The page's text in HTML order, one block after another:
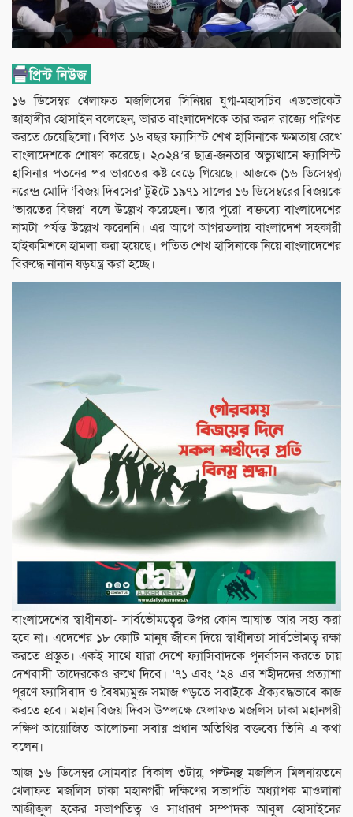
১৬ ডিসেম্বর খেলাফত মজলিসের সিনিয়র যুগ্ম-মহাসচিব এডভোকেট
জাহাঙ্গীর হোসাইন বলেছেন, ভারত বাংলাদেশকে তার করদ রাজ্যে পরিণত
করতে চেয়েছিলো। বিগত ১৬ বছর ফ্যাসিস্ট শেখ হাসিনাকে ক্ষমতায় রেখে
বাংলাদেশকে শোষণ করেছে। ২০২৪’র ছাত্র-জনতার অভ্যুত্থানে ফ্যাসিস্ট
হাসিনার পতনের পর ভারতের কষ্ট বেড়ে গিয়েছে। আজকে (১৬ ডিসেম্বর)
নরেন্দ্র মোদি ‘বিজয় দিবসের’ টুইটে ১৯৭১ সালের ১৬ ডিসেম্বরের বিজয়কে
‘ভারতের বিজয়’ বলে উল্লেখ করেছেন। তার পুরো বক্তব্যে বাংলাদেশের
নামটা পর্যন্ত উল্লেখ করেননি। এর আগে আগরতলায় বাংলাদেশ সহকারী
হাইকমিশনে হামলা করা হয়েছে। পতিত শেখ হাসিনাকে নিয়ে বাংলাদেশের
বিরুদ্ধে নানান ষড়যন্ত্র করা হচ্ছে।
বাংলাদেশের স্বাধীনতা- সার্বভৌমত্বের উপর কোন আঘাত আর সহ্য করা
হবে না। এদেশের ১৮ কোটি মানুষ জীবন দিয়ে স্বাধীনতা সার্বভৌমত্ব রক্ষা
করতে প্রস্তুত। একই সাথে যারা দেশে ফ্যাসিবাদকে পুনর্বাসন করতে চায়
দেশবাসী তাদেরকেও রুখে দিবে। ’৭১ এবং ’২৪ এর শহীদদের প্রত্যাশা
পূরণে ফ্যাসিবাদ ও বৈষম্যমুক্ত সমাজ গড়তে সবাইকে ঐক্যবদ্ধভাবে কাজ
করতে হবে। মহান বিজয় দিবস উপলক্ষে খেলাফত মজলিস ঢাকা মহানগরী
দক্ষিণ আয়োজিত আলোচনা সবায় প্রধান অতিথির বক্তব্যে তিনি এ কথা
বলেন।
আজ ১৬ ডিসেম্বর সোমবার বিকাল ৩টায়, পল্টনস্থ মজলিস মিলনায়তনে
খেলাফত মজলিস ঢাকা মহানগরী দক্ষিণের সভাপতি অধ্যাপক মাওলানা
আজীজুল হকের সভাপতিত্ব ও সাধারণ সম্পাদক আবুল হোসাইনের